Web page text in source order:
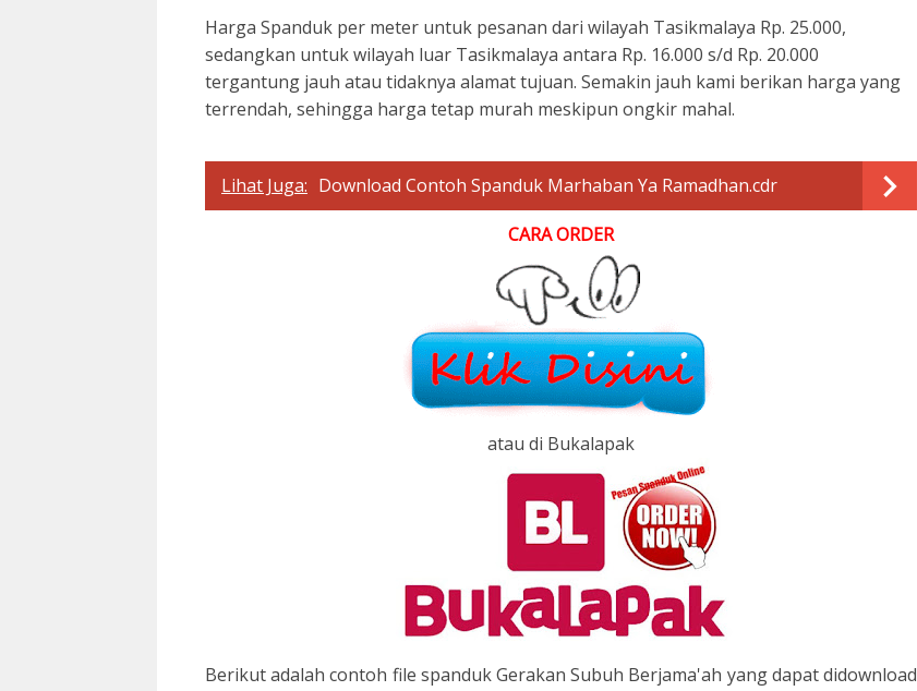
Harga Spanduk per meter untuk pesanan dari wilayah Tasikmalaya Rp. 25.000,
sedangkan untuk wilayah luar Tasikmalaya antara Rp. 16.000 s/d Rp. 20.000
tergantung jauh atau tidaknya alamat tujuan. Semakin jauh kami berikan harga yang
terrendah, sehingga harga tetap murah meskipun ongkir mahal.
Lihat Juga: Download Contoh Spanduk Marhaban Ya Ramadhan.cdr
CARA ORDER
atau di Bukalapak
Berikut adalah contoh file spanduk Gerakan Subuh Berjama'ah yang dapat didownload